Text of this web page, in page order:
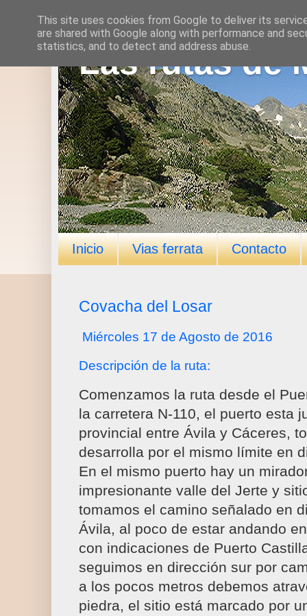
Las rutas de
Inicio Vias ferrata Contacto
Covacha del Losar
Miércoles 17 de Agosto de 2016
Descripción de la ruta:
Comenzamos la ruta desde el
la carretera N-110, el puerto esta
provincial entre Ávila y Cáceres,
desarrolla por el mismo límite en
En el mismo puerto hay un
impresionante valle del Jerte y
tomamos el camino señalado en
Ávila, al poco de estar andando
con indicaciones de Puerto
seguimos en dirección sur por
a los pocos metros debemos
piedra, el sitio está marcado por
This site uses cookies from Google to deliver its
are shared with Google along with performance and
statistics, and to detect and address abuse.